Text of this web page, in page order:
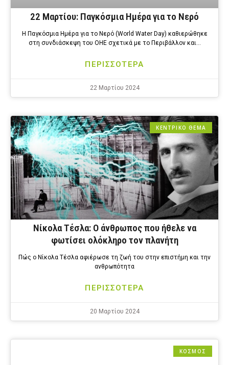
22 Μαρτίου: Παγκόσμια Ημέρα για το Νερό
Η Παγκόσμια Ημέρα για το Νερό (World Water Day) καθιερώθηκε
στη συνδιάσκεψη του ΟΗΕ σχετικά με το Περιβάλλον και…
ΠΕΡΙΣΣΟΤΕΡΑ
22 Μαρτίου 2024
ΚΕΝΤΡΙΚΟ ΘΕΜΑ
Nίκολα Τέσλα: Ο άνθρωπος που ήθελε να
φωτίσει ολόκληρο τον πλανήτη
Πώς ο Νίκολα Τέσλα αφιέρωσε τη ζωή του στην επιστήμη και την
ανθρωπότητα
ΠΕΡΙΣΣΟΤΕΡΑ
20 Μαρτίου 2024
ΚΟΣΜΟΣ